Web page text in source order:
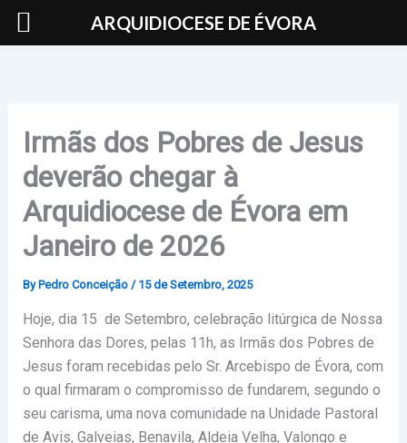
Skip
Irmãs dos Pobres de Jesus
deverão chegar à
Arquidiocese de Évora em
Janeiro de 2026
By Pedro Conceição / 15 de Setembro, 2025
Hoje, dia 15 de Setembro, celebração litúrgica de Nossa
Senhora das Dores, pelas 11h, as Irmãs dos Pobres de
Jesus foram recebidas pelo Sr. Arcebispo de Évora, com
o qual firmaram o compromisso de fundarem, segundo o
seu carisma, uma nova comunidade na Unidade Pastoral
de Avis, Galveias, Benavila, Aldeia Velha, Valongo e
ARQUIDIOCESE DE ÉVORA